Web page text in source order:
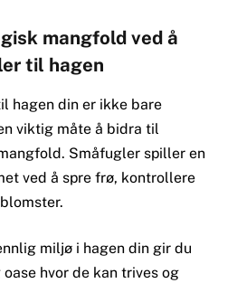
mangfold ved å
til hagen
hagen din er ikke bare
viktig måte å bidra til
Småfugler spiller en
ved å spre frø, kontrollere
miljø i hagen din gir du
hvor de kan trives og